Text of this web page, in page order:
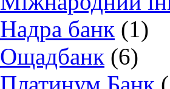
Надра банк (1)
Ощадбанк (6)
Платинум Банк